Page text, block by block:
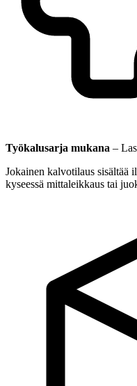
Työkalusarja mukana –
Jokainen kalvotilaus sisältää
kyseessä mittaleikkaus tai